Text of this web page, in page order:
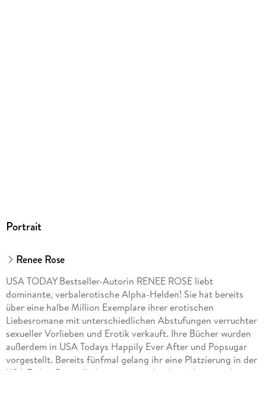
Portrait
Renee Rose
USA TODAY Bestseller-Autorin RENEE ROSE liebt
dominante, verbalerotische Alpha-Helden! Sie hat bereits
über eine halbe Million Exemplare ihrer erotischen
Liebesromane mit unterschiedlichen Abstufungen verruchter
sexueller Vorlieben und Erotik verkauft. Ihre Bücher wurden
außerdem in USA Todays Happily Ever After und Popsugar
vorgestellt. Bereits fünfmal gelang ihr eine Platzierung in der
USA-Today-Bestsellerliste mit verschiedenen literarischen